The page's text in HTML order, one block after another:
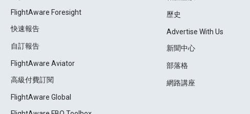
FlightAware Foresight
快速報告
自訂報告
FlightAware Aviator
高級付費訂閱
FlightAware Global
歷史
Advertise With Us
新聞中心
部落格
網路講座